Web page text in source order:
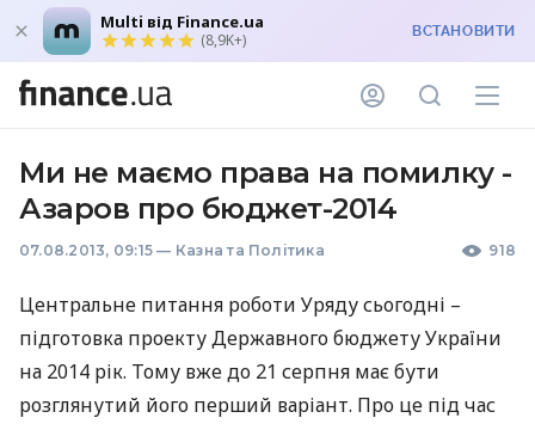
Multi від Finance.ua
(8,9K+) ВСТАНОВИТИ
Ми не маємо права на помилку -
Азаров про бюджет-2014
07.08.2013, 09:15 — Казна та Політика 918
Центральне питання роботи Уряду сьогодні –
підготовка проекту Державного бюджету України
на 2014 рік. Тому вже до 21 серпня має бути
розглянутий його перший варіант. Про це під час